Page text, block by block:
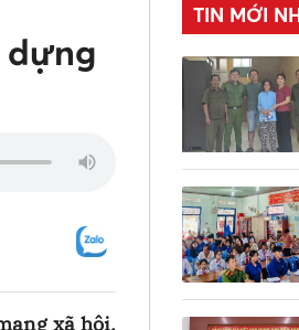
dựng
xã hội,
TIN MỚI